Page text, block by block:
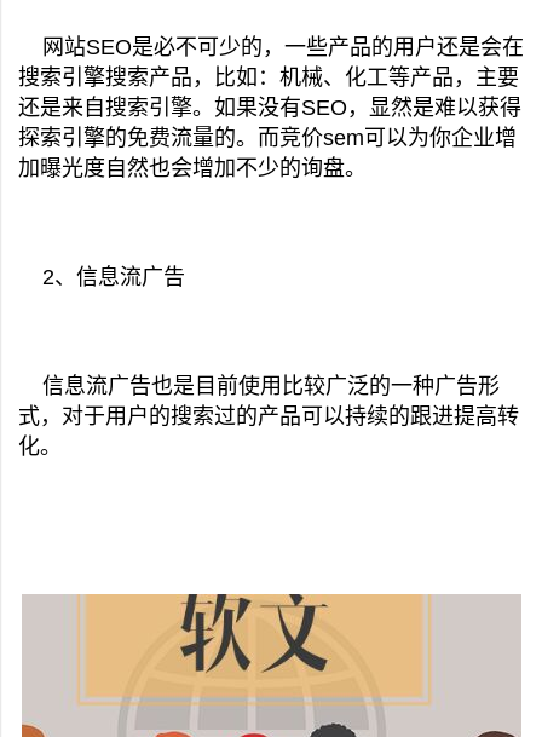
网站SEO是必不可少的，一些产品的用户还是会在
搜索引擎搜索产品，比如：机械、化工等产品，主要
还是来自搜索引擎。如果没有SEO，显然是难以获得
探索引擎的免费流量的。而竞价sem可以为你企业增
加曝光度自然也会增加不少的询盘。
2、信息流广告
信息流广告也是目前使用比较广泛的一种广告形
式，对于用户的搜索过的产品可以持续的跟进提高转
化。